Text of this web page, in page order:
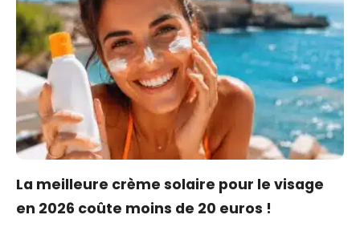
La meilleure crème solaire pour le visage
en 2026 coûte moins de 20 euros !